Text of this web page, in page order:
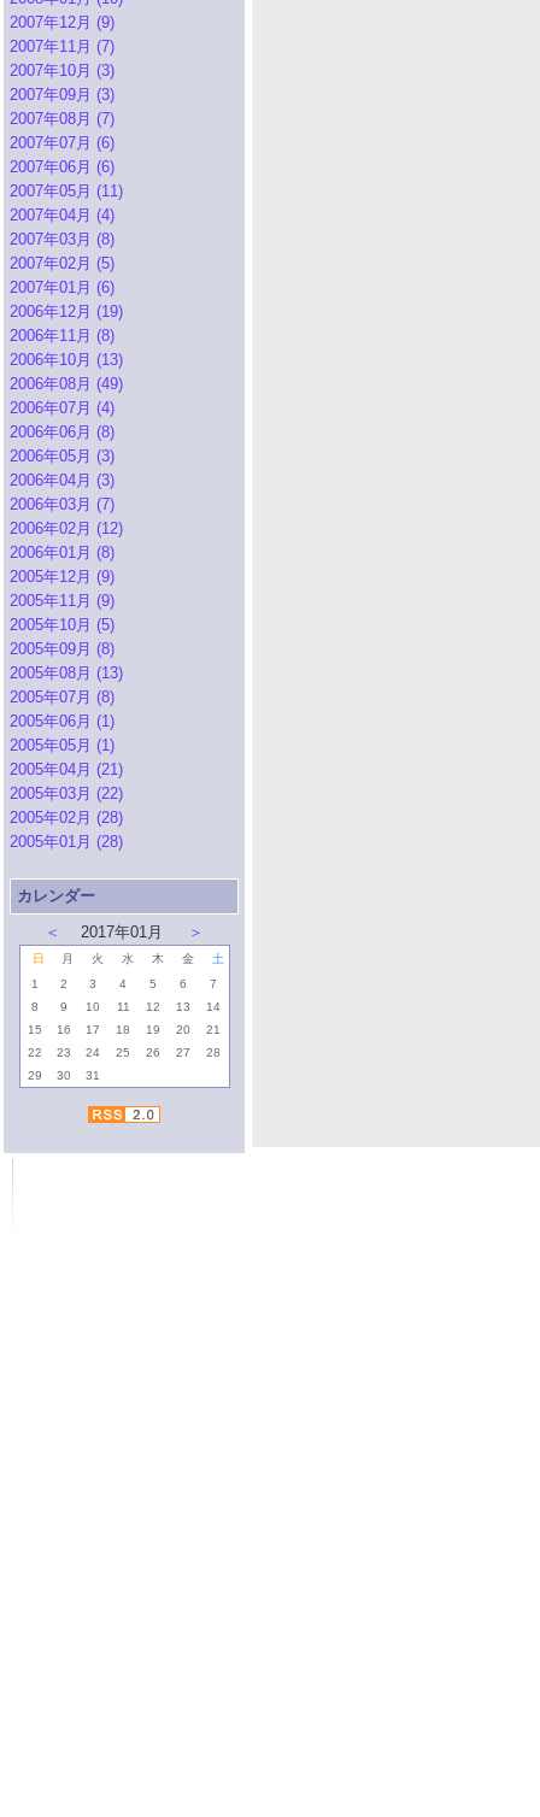
2007年12月 (9)
2007年11月 (7)
2007年10月 (3)
2007年09月 (3)
2007年08月 (7)
2007年07月 (6)
2007年06月 (6)
2007年05月 (11)
2007年04月 (4)
2007年03月 (8)
2007年02月 (5)
2007年01月 (6)
2006年12月 (19)
2006年11月 (8)
2006年10月 (13)
2006年08月 (49)
2006年07月 (4)
2006年06月 (8)
2006年05月 (3)
2006年04月 (3)
2006年03月 (7)
2006年02月 (12)
2006年01月 (8)
2005年12月 (9)
2005年11月 (9)
2005年10月 (5)
2005年09月 (8)
2005年08月 (13)
2005年07月 (8)
2005年06月 (1)
2005年05月 (1)
2005年04月 (21)
2005年03月 (22)
2005年02月 (28)
2005年01月 (28)
カレンダー
＜
2017年01月 ＞
日 月 火 水 木 金
土
1
2 3 4 5 6
7
8
9 10 11 12 13
14
15
16 17 18 19 20
21
22
23 24 25 26 27
28
29
30 31